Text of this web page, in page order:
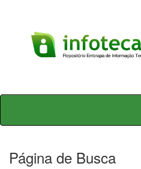
Skip
Página de Busca